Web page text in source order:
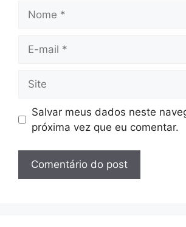
mail
Salvar meus dados neste
próxima vez que eu comentar.